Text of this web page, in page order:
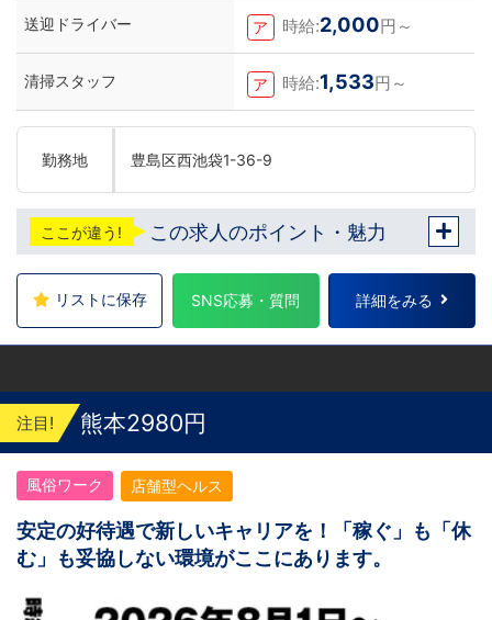
送迎ドライバー ア 時給:2,000円～
清掃スタッフ ア 時給:1,533円～
勤務地 豊島区西池袋1-36-9
ここが違う! この求人のポイント・魅力
リストに保存 SNS応募・質問 詳細をみる
注目! 熊本2980円
風俗ワーク 店舗型ヘルス
安定の好待遇で新しいキャリアを！「稼ぐ」も「休
む」も妥協しない環境がここにあります。